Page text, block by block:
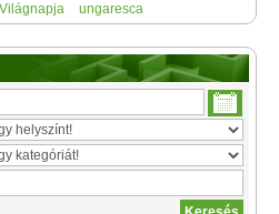
ungaresca